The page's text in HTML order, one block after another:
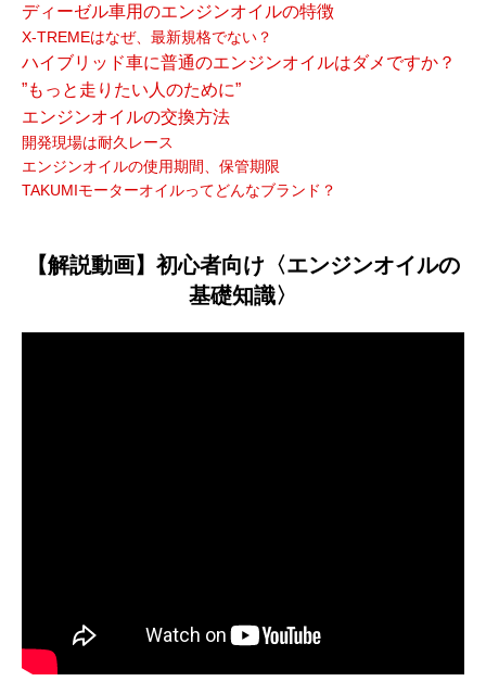
ディーゼル車用のエンジンオイルの特徴
X-TREMEはなぜ、最新規格でない？
ハイブリッド車に普通のエンジンオイルはダメですか？
”もっと走りたい人のために”
エンジンオイルの交換方法
開発現場は耐久レース
エンジンオイルの使用期間、保管期限
TAKUMIモーターオイルってどんなブランド？
【解説動画】初心者向け〈エンジンオイルの
基礎知識〉